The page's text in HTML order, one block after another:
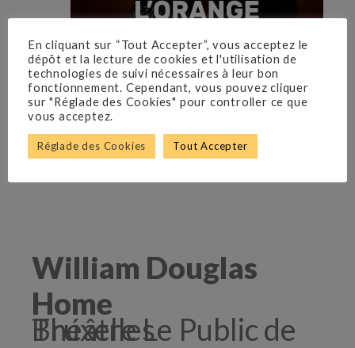
William Douglas
Home
Théâtre Le Public de Bruxelles
En cliquant sur “Tout Accepter”, vous acceptez le
dépôt et la lecture de cookies et l'utilisation de
technologies de suivi nécessaires à leur bon
fonctionnement. Cependant, vous pouvez cliquer
sur "Réglade des Cookies" pour controller ce que
vous acceptez.
Réglade des Cookies Tout Accepter